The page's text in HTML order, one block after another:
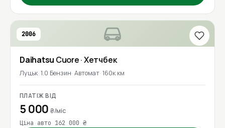
2006
Daihatsu Cuore· Хетчбек
Луцьк 1.0 Бензин Автомат 160к км
ПЛАТІЖ ВІД
5 000₴/міс
Ціна авто 162 000 ₴